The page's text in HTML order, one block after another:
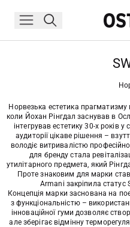
Норвезька естетика прагматизму
коли Йохан Рінгдал заснував в
інтегрував естетику 30-х років
аудиторії цікаве рішення –
володіє витривалістю
для бренду стала
утилітарного предмета, який
Проте знаковим для марки
Armani закріпила статус
Концепція марки заснована на
з функціональністю –
інноваційної гуми дозволяє
але зберігає відмінну